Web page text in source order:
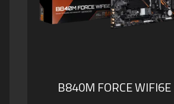
B840M FORCE WIFI6E